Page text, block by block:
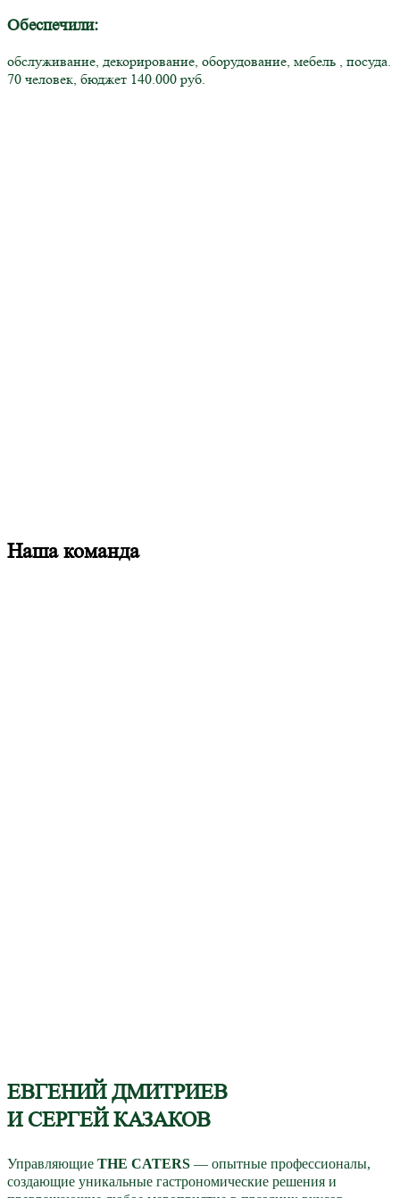
Обеспечили:
обслуживание, декорирование, оборудование, мебель , посуда.
70 человек, бюджет 140.000 руб.
Наша команда
ЕВГЕНИЙ ДМИТРИЕВ
И СЕРГЕЙ КАЗАКОВ
Управляющие THE CATERS — опытные профессионалы,
создающие уникальные гастрономические решения и